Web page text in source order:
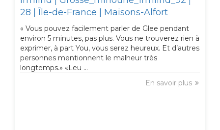
28 | Île-de-France | Maisons-Alfort
« Vous pouvez facilement parler de Glee pendant
environ 5 minutes, pas plus. Vous ne trouverez rien à
exprimer, à part You, vous serez heureux. Et d’autres
personnes mentionnent le malheur très
longtemps.» «Leu ...
En savoir plus